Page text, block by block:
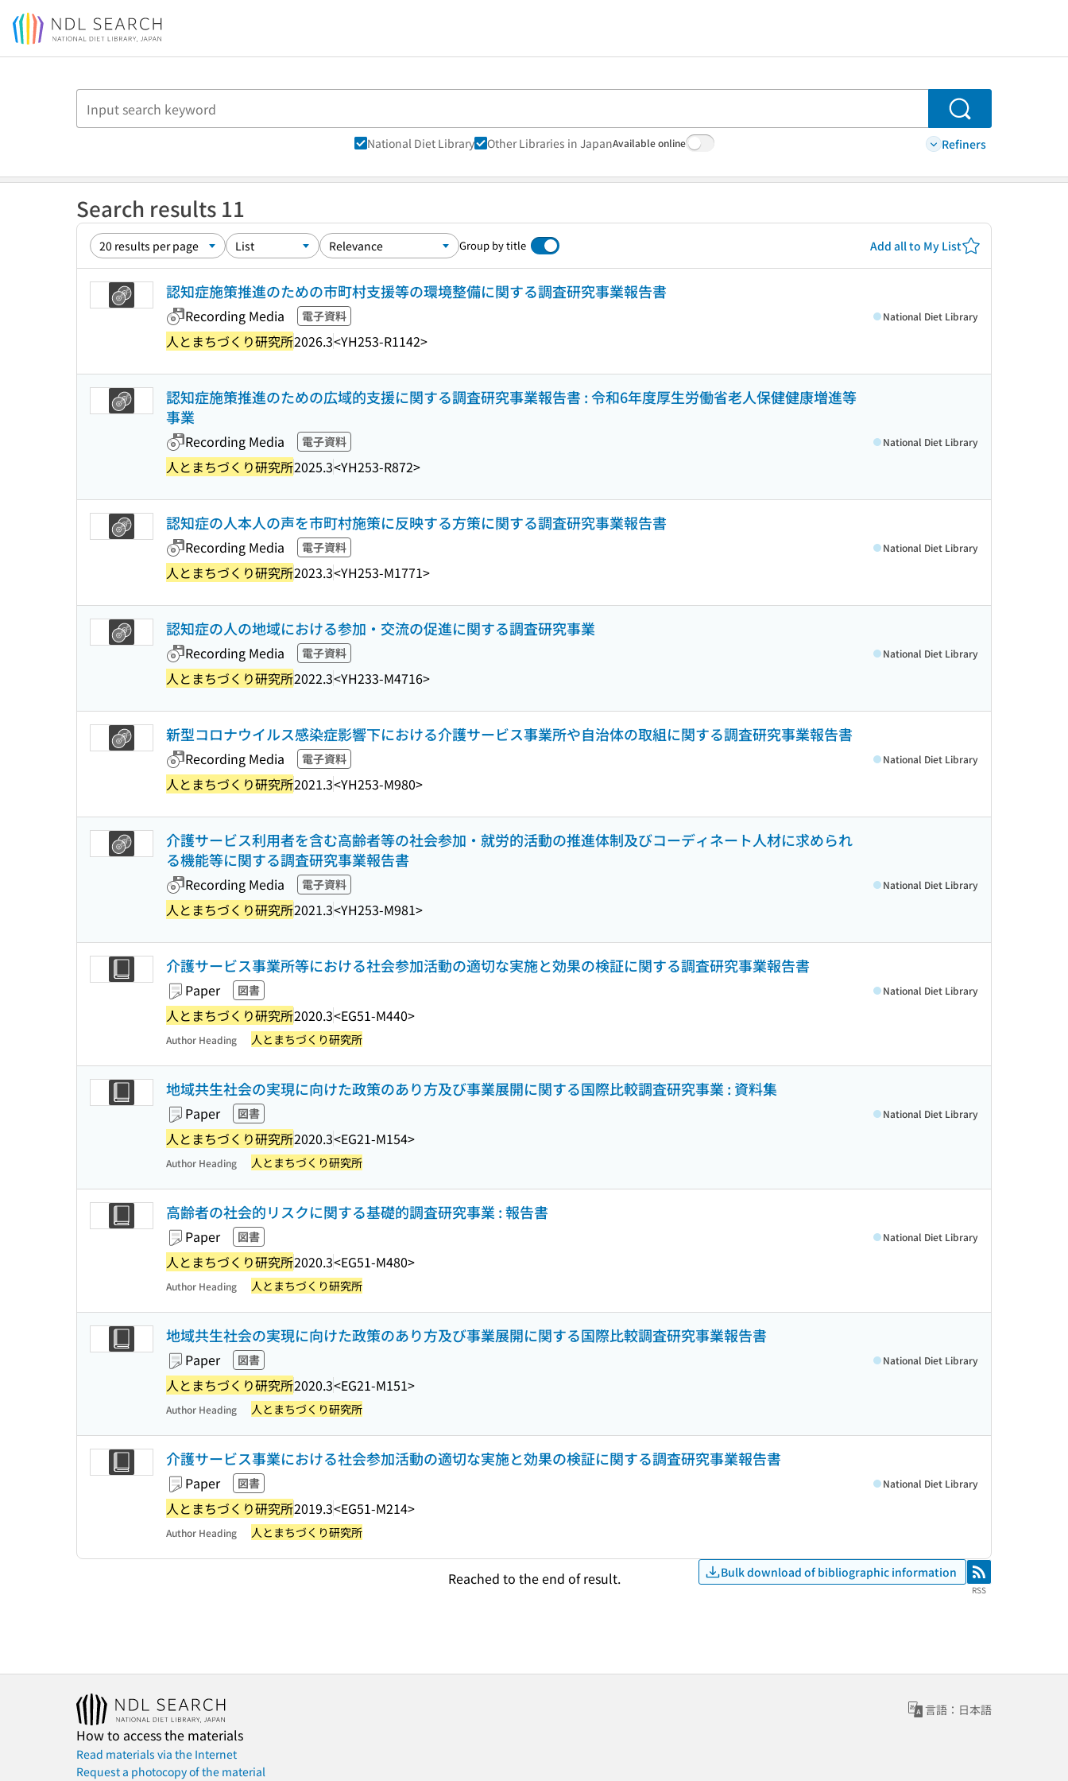
Jump to main content
Search
National Diet Library Other Libraries in JapanAvailable online Refiners
Search results 11
Group by title Add all to My List
認知症施策推進のための市町村支援等の環境整備に関する調査研究事業報告書
Recording Media 電子資料
人とまちづくり研究所2026.3<YH253-R1142>
National Diet Library
認知症施策推進のための広域的支援に関する調査研究事業報告書 : 令和6年度厚生労働省老人保健健康増進等
事業
Recording Media 電子資料
人とまちづくり研究所2025.3<YH253-R872>
National Diet Library
認知症の人本人の声を市町村施策に反映する方策に関する調査研究事業報告書
Recording Media 電子資料
人とまちづくり研究所2023.3<YH253-M1771>
National Diet Library
認知症の人の地域における参加・交流の促進に関する調査研究事業
Recording Media 電子資料
人とまちづくり研究所2022.3<YH233-M4716>
National Diet Library
新型コロナウイルス感染症影響下における介護サービス事業所や自治体の取組に関する調査研究事業報告書
Recording Media 電子資料
人とまちづくり研究所2021.3<YH253-M980>
National Diet Library
介護サービス利用者を含む高齢者等の社会参加・就労的活動の推進体制及びコーディネート人材に求められ
る機能等に関する調査研究事業報告書
Recording Media 電子資料
人とまちづくり研究所2021.3<YH253-M981>
National Diet Library
介護サービス事業所等における社会参加活動の適切な実施と効果の検証に関する調査研究事業報告書
Paper 図書
人とまちづくり研究所2020.3<EG51-M440>
National Diet Library
Author Heading 人とまちづくり研究所
地域共生社会の実現に向けた政策のあり方及び事業展開に関する国際比較調査研究事業 : 資料集
Paper 図書
人とまちづくり研究所2020.3<EG21-M154>
National Diet Library
Author Heading 人とまちづくり研究所
高齢者の社会的リスクに関する基礎的調査研究事業 : 報告書
Paper 図書
人とまちづくり研究所2020.3<EG51-M480>
National Diet Library
Author Heading 人とまちづくり研究所
地域共生社会の実現に向けた政策のあり方及び事業展開に関する国際比較調査研究事業報告書
Paper 図書
人とまちづくり研究所2020.3<EG21-M151>
National Diet Library
Author Heading 人とまちづくり研究所
介護サービス事業における社会参加活動の適切な実施と効果の検証に関する調査研究事業報告書
Paper 図書
人とまちづくり研究所2019.3<EG51-M214>
National Diet Library
Author Heading 人とまちづくり研究所
Reached to the end of result. Bulk download of bibliographic information RSS
RSS
言語：日本語
How to access the materials
Read materials via the Internet
Request a photocopy of the material